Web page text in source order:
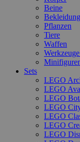
Beine
Bekleidung
Pflanzen
Tiere
Waffen
Sets
LEGO
LEGO
LEGO
LEGO
LEGO
LEGO
LEGO